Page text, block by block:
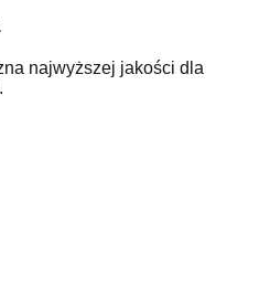
najwyższej jakości dla